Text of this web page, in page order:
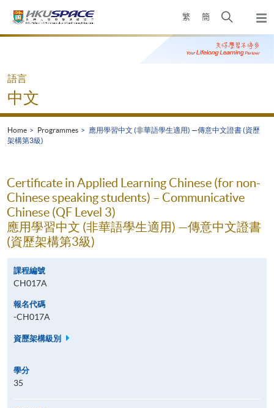
繁 簡
Open
search
panel
Main
語言
中文
Home Programmes
應用學習中文 (非華語學生適用) —傳意中文證書 (資歷
架構第3級)
Certificate in Applied Learning Chinese (for non-
Chinese speaking students) – Communicative
Chinese (QF Level 3)
應用學習中文 (非華語學生適用) —傳意中文證書
(資歷架構第3級)
課程編號
CH017A
報名代碼
-CH017A
資歷架構級別
學分
35